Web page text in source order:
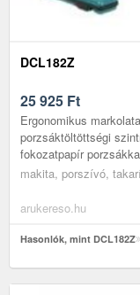
DCL182Z
25 925 Ft
Ergonomikus
porzsáktöltöttségi
fokozatpapír
makita, porszívó,
arukereso.hu
Hasonlók, mint DCL182Z